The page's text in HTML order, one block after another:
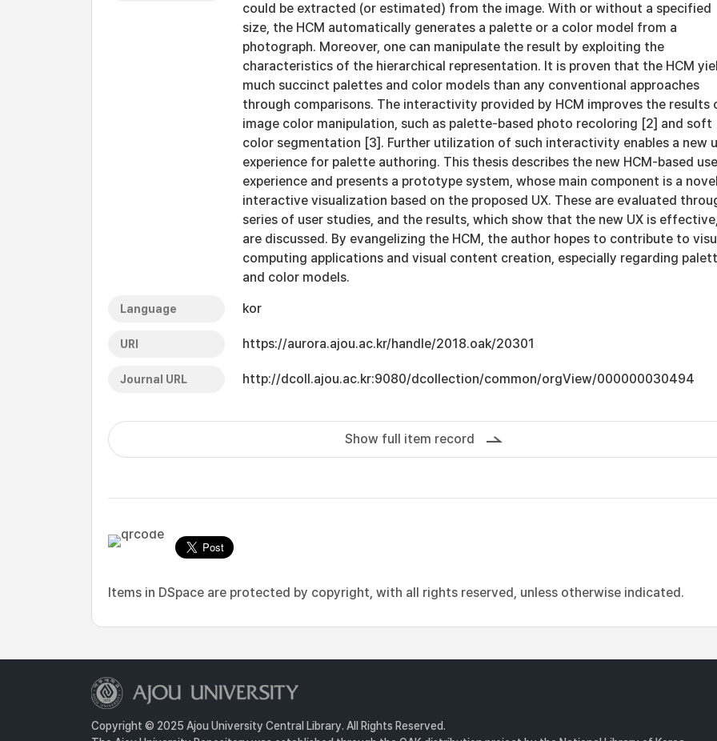
could be extracted (or estimated) from the image. With or without a specified
size, the HCM automatically generates a palette or a color model from a
photograph. Moreover, one can manipulate the result by exploiting the
characteristics of the hierarchical representation. It is proven that the HCM
much succinct palettes and color models than any conventional approaches
through comparisons. The interactivity provided by HCM improves the results
image color manipulation, such as palette-based photo recoloring [2] and soft
color segmentation [3]. Further utilization of such interactivity enables a new
experience for palette authoring. This thesis describes the new HCM-based
experience and presents a prototype system, whose main component is a novel
interactive visualization based on the proposed UX. These are evaluated
series of user studies, and the results, which show that the new UX is effective,
are discussed. By evangelizing the HCM, the author hopes to contribute to
computing applications and visual content creation, especially regarding
and color models.
Language kor
URI https://aurora.ajou.ac.kr/handle/2018.oak/20301
Journal URL http://dcoll.ajou.ac.kr:9080/dcollection/common/orgView/000000030494
Show full item record
Items in DSpace are protected by copyright, with all rights reserved, unless otherwise indicated.
Copyright © 2025 Ajou University Central Library. All Rights Reserved.